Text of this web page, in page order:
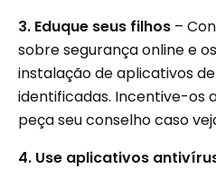
3. Eduque seus filhos –
sobre segurança online e
instalação de aplicativos
identificadas. Incentive-os
peça seu conselho caso
4. Use aplicativos